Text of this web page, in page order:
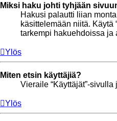
Miksi haku johti tyhjään
Hakusi palautti liian
käsittelemään niitä. Käytä
tarkempi hakuehdoissa ja
Ylös
Miten etsin käyttäjiä?
Vieraile “Käyttäjät”-sivulla
Ylös